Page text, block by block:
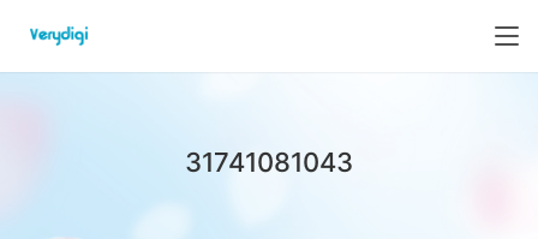
31741081043